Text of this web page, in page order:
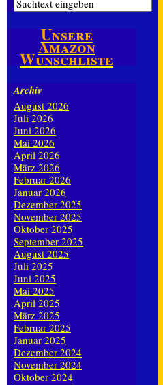
Unsere
Amazon
Wunschliste
Archiv
August 2026
Juli 2026
Juni 2026
Mai 2026
April 2026
März 2026
Februar 2026
Januar 2026
Dezember 2025
November 2025
Oktober 2025
September 2025
August 2025
Juli 2025
Juni 2025
Mai 2025
April 2025
März 2025
Februar 2025
Januar 2025
Dezember 2024
November 2024
Oktober 2024